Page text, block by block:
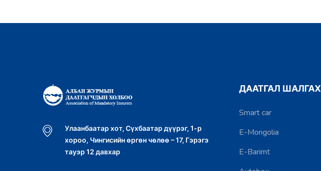
Улаанбаатар хот, Сүхбаатар дүүрэг, 1-р
хороо, Чингисийн өргөн чөлөө – 17, Гэрэгэ
тауэр 12 давхар
ДААТГАЛ ШАЛГАХ
Smart car
E-Mongolia
E-Barimt